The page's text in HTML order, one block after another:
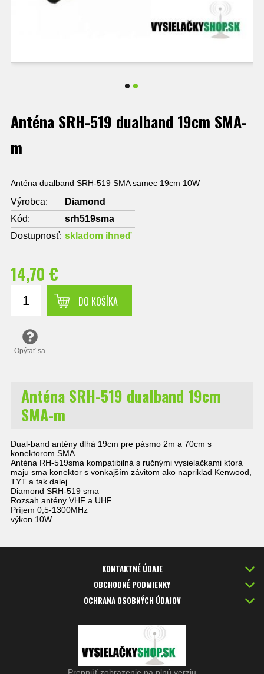
Anténa SRH-519 dualband 19cm SMA-
m
Anténa dualband SRH-519 SMA samec 19cm 10W
Výrobca:
Diamond
Kód:
srh519sma
Dostupnosť: skladom ihneď
14,70 €
DO KOŠÍKA
Opýtať sa
Anténa SRH-519 dualband 19cm
SMA-m
Dual-band antény dlhá 19cm pre pásmo 2m a 70cm s
konektorom SMA.
Anténa RH-519sma kompatibilná s ručnými vysielačkami ktorá
maju sma konektor s vonkajším závitom ako napriklad Kenwood,
TYT a tak dalej.
Diamond SRH-519 sma
Rozsah antény VHF a UHF
Príjem 0,5-1300MHz
výkon 10W
KONTAKTNÉ ÚDAJE
OBCHODNÉ PODMIENKY
OCHRANA OSOBNÝCH ÚDAJOV